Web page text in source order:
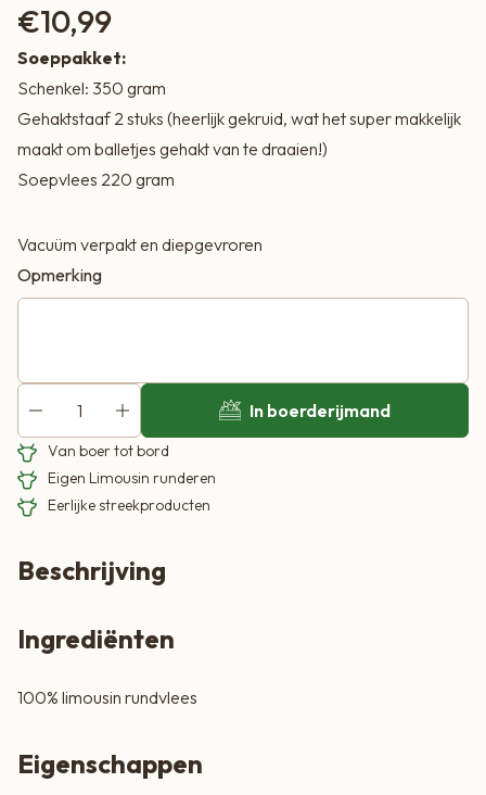
€10,99
Soeppakket:
Schenkel: 350 gram
Gehaktstaaf 2 stuks (heerlijk gekruid, wat het super makkelijk
maakt om balletjes gehakt van te draaien!)
Soepvlees 220 gram
Vacuüm verpakt en diepgevroren
Opmerking
In boerderijmand
Van boer tot bord
Eigen Limousin runderen
Eerlijke streekproducten
Beschrijving
Ingrediënten
100% limousin rundvlees
Eigenschappen